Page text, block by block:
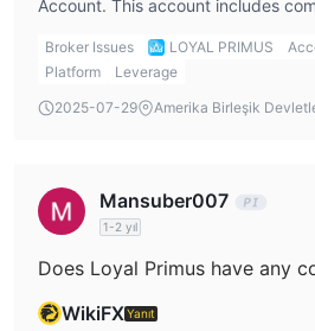
Account. This account includes
spreads from 0.6 pips, and
designed to suit most retail traders
Broker Issues LOYAL PRIMUS
Platform
Leverage
2025-07-29
Amerika Birleşik
Mansuber007
1-2 yıl
Does Loyal Primus have any
WikiFXYanıt